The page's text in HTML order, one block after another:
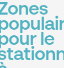
le